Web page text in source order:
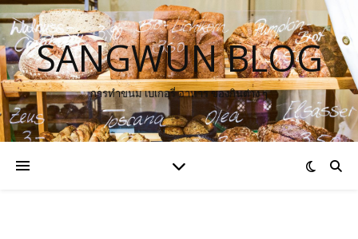
SANGWUN BLOG
การทำขนม เบเกอรี่ อาหาร ของกินต่าง ๆ